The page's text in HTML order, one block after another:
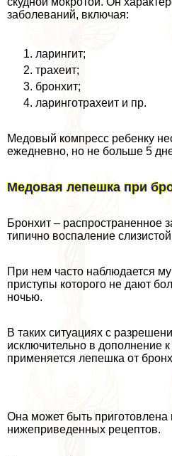
заболеваний, включая:
ларингит;
трахеит;
бронхит;
ларинготрахеит и пр.
Медовый компресс ребенку
ежедневно, но не больше 5
Медовая лепешка при
Бронхит – распространенное
типично воспаление
При нем часто наблюдается
приступы которого не дают
ночью.
В таких ситуациях с
исключительно в дополнение
применяется лепешка от
Она может быть
нижеприведенных рецептов.